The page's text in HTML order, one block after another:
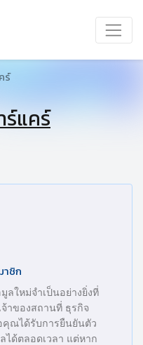
ร์
แคร์
าชิก
ใหม่จำเป็นอย่างยิ่งที่
าของสถานที่ ธุรกิจ
คุณได้รับการยืนยันตัว
ด้ตลอดเวลา แต่หาก